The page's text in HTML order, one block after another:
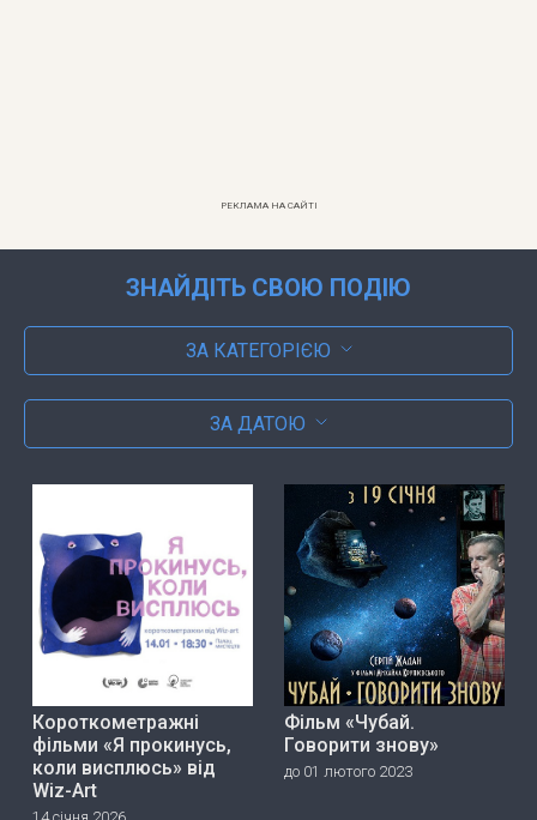
РЕКЛАМА НА САЙТІ
ЗНАЙДІТЬ СВОЮ ПОДІЮ
ЗА КАТЕГОРІЄЮ
ЗА ДАТОЮ
Короткометражні
фільми «Я прокинусь,
коли висплюсь» від
Wiz-Art
Фільм «Чубай.
Говорити знову»
до 01 лютого 2023